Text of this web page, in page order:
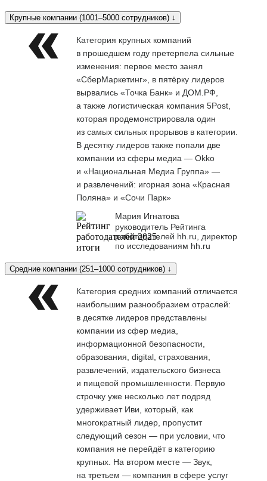
Крупные компании (1001–5000 сотрудников) ↓
Категория крупных компаний
в прошедшем году претерпела сильные
изменения: первое место занял
«СберМаркетинг», в пятёрку лидеров
вырвались «Точка Банк» и ДОМ.РФ,
а также логистическая компания 5Post,
которая продемонстрировала один
из самых сильных прорывов в категории.
В десятку лидеров также попали две
компании из сферы медиа — Okko
и «Национальная Медиа Группа» —
и развлечений: игорная зона «Красная
Поляна» и «Сочи Парк»
Мария Игнатова
руководитель Рейтинга
работодателей hh.ru, директор
по исследованиям hh.ru
Средние компании (251–1000 сотрудников) ↓
Категория средних компаний отличается
наибольшим разнообразием отраслей:
в десятке лидеров представлены
компании из сфер медиа,
информационной безопасности,
образования, digital, страхования,
развлечений, издательского бизнеса
и пищевой промышленности. Первую
строчку уже несколько лет подряд
удерживает Иви, который, как
многократный лидер, пропустит
следующий сезон — при условии, что
компания не перейдёт в категорию
крупных. На втором месте — Звук,
на третьем — компания в сфере услуг